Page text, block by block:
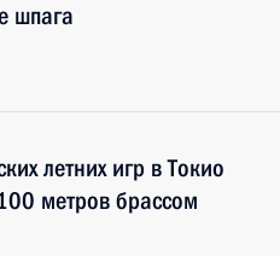
шпага
летних игр в Токио
метров брассом